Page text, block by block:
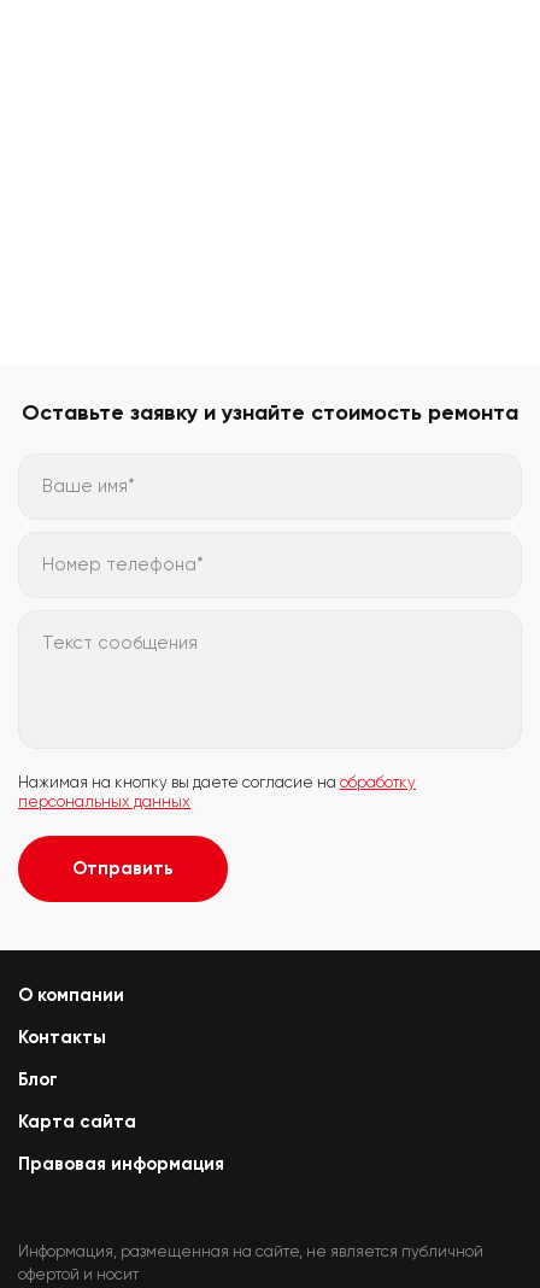
Оставьте заявку и узнайте стоимость ремонта
Ваше имя*
Номер телефона*
Текст сообщения
Нажимая на кнопку вы даете согласие на обработку
персональных данных
Отправить
О компании
Контакты
Блог
Карта сайта
Правовая информация
Информация, размещенная на сайте, не является публичной
офертой и носит